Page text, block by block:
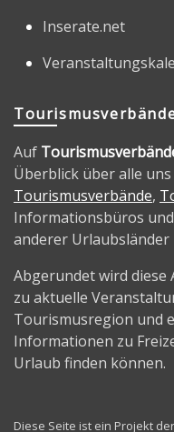
Inserate.net
Auf
Überblick über alle
Tourismusverbände,
Informationsbüros
anderer Urlaubsländer
Abgerundet wird
zu aktuelle
Tourismusregion und
Informationen zu
Urlaub finden können.
Diese Seite ist ein Projekt der